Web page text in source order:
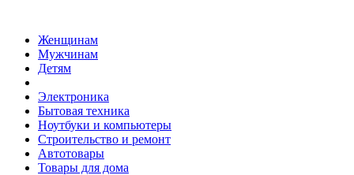
Женщинам
Мужчинам
Детям
Электроника
Бытовая техника
Ноутбуки и компьютеры
Строительство и ремонт
Автотовары
Товары для дома